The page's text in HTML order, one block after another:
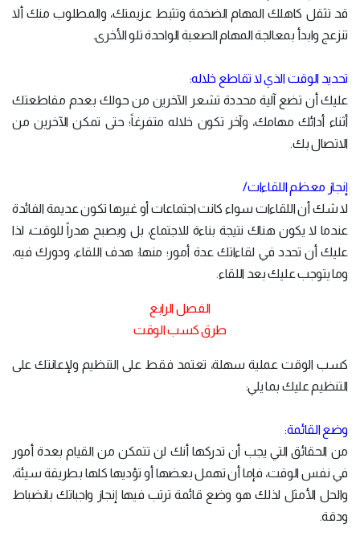
قد تثقل كاهلك المهام الضخمة وتثبط عزيمتك، والمطلوب منك ألا
تنزعج وابدأ بمعالجة المهام الصعبة الواحدة تلو الأخرى.
تحديد الوقت الذي لا تقاطع خلاله:
عليك أن تضع آلية محددة تشعر الآخرين من حولك بعدم مقاطعتك
أثناء أدائك مهامك، وآخر تكون خلاله متفرغاً؛ حتى تمكن الآخرين من
الاتصال بك.
إنجاز معظم اللقاءات/
لا شك أن اللقاءات سواء كانت اجتماعات أو غيرها تكون عديمة الفائدة
عندما لا يكون هناك نتيجة بناءة للاجتماع، بل ويصبح هدراً للوقت، لذا
عليك أن تحدد في لقاءاتك عدة أمور؛ منها: هدف اللقاء، ودورك فيه،
وما يتوجب عليك بعد اللقاء.
الفصل الرابع
طرق كسب الوقت
كسب الوقت عملية سهلة، تعتمد فقط على التنظيم ولإعانتك على
التنظيم عليك بما يلي:
وضع القائمة:
من الحقائق التي يجب أن تدركها أنك لن تتمكن من القيام بعدة أمور
في نفس الوقت، فإما أن تهمل بعضها أو تؤديها كلها بطريقة سيئة،
والحل الأمثل لذلك هو وضع قائمة ترتب فيها إنجاز واجباتك بانضباط
ودقة.